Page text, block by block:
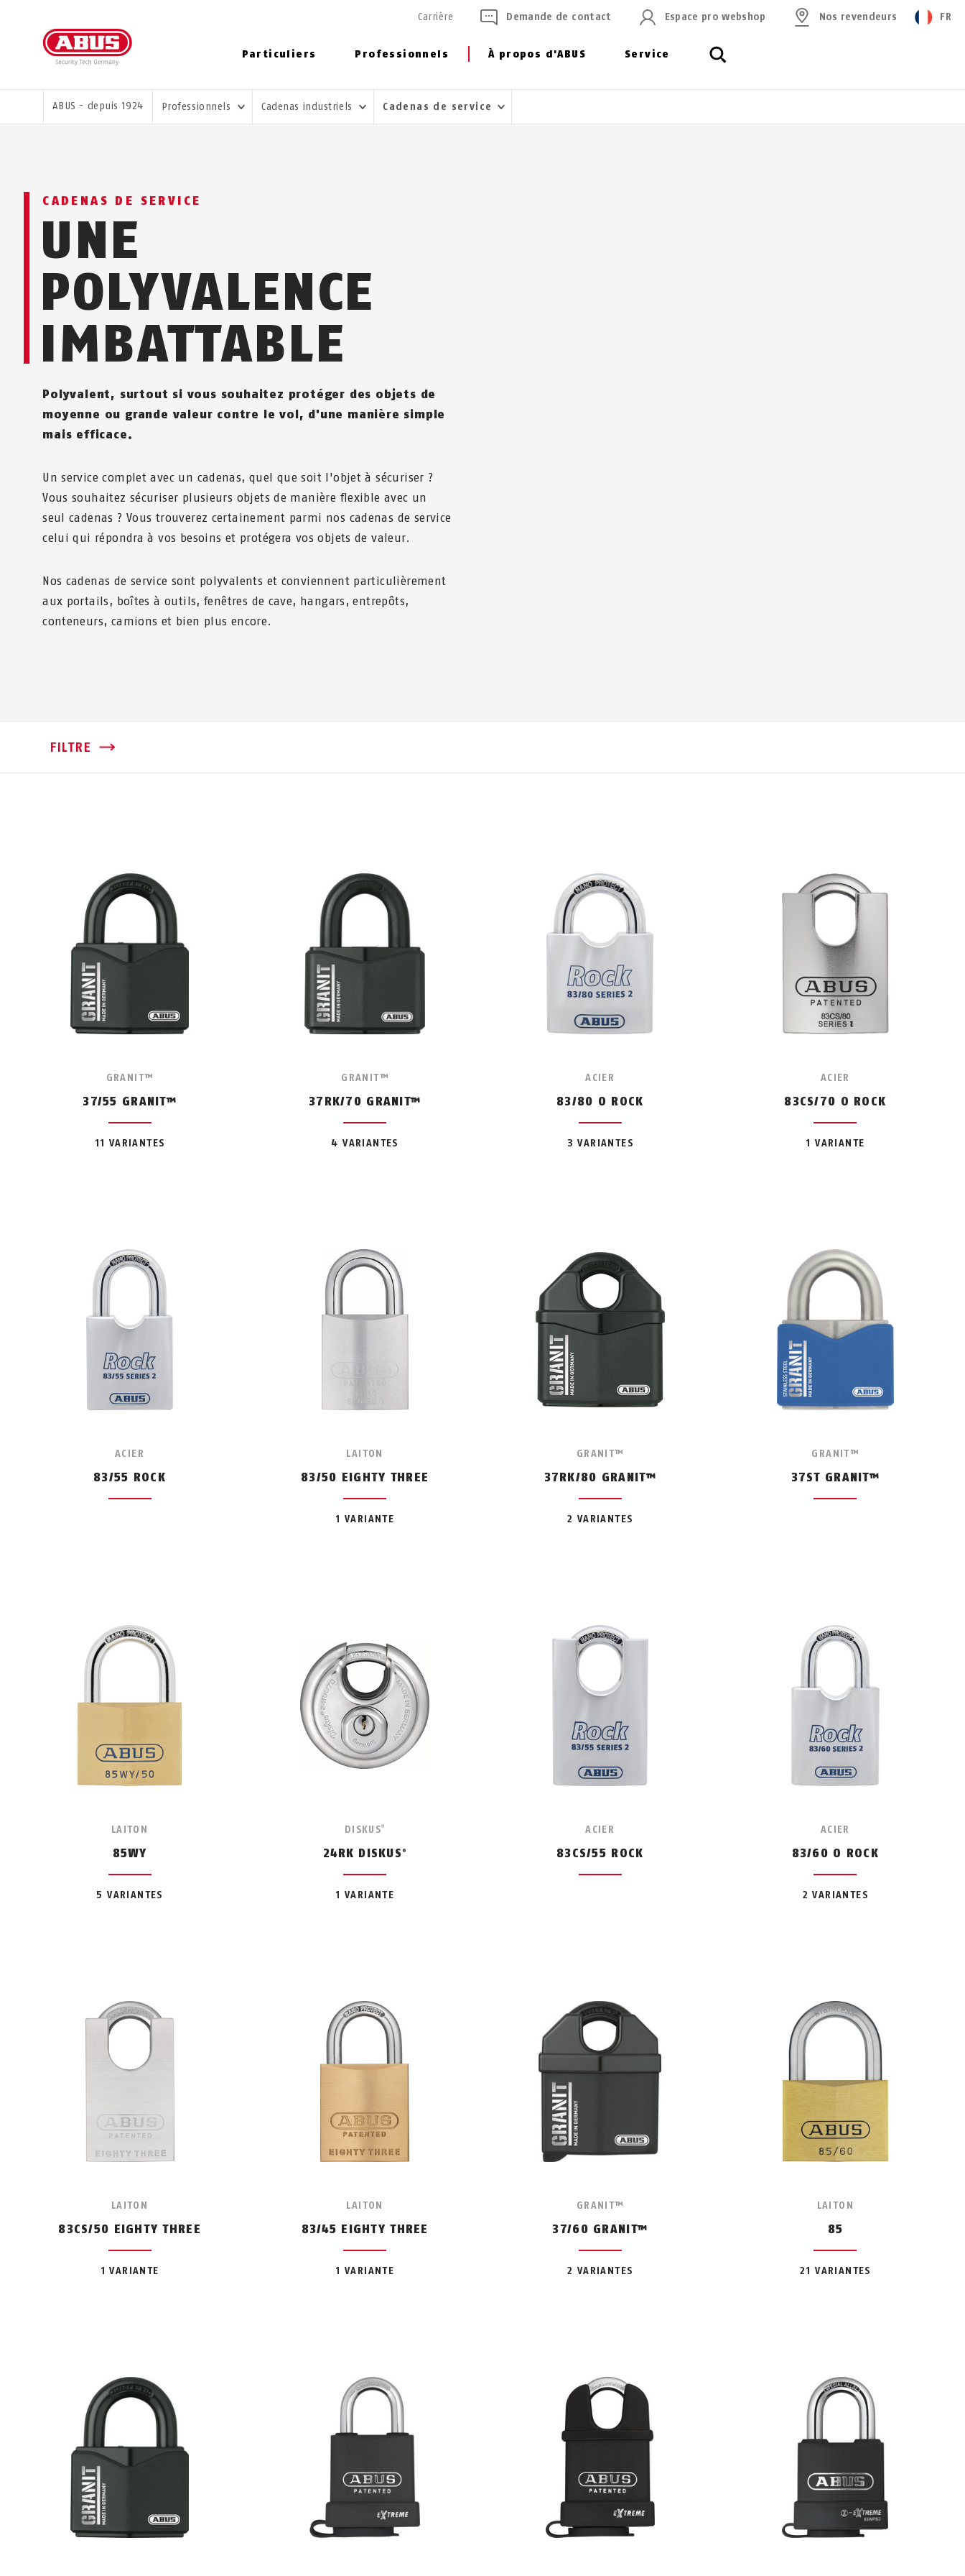
Particuliers Professionnels À propos d'ABUS Service
Carrière Demande de contact Espace pro webshop Nos revendeurs FR
VOUS ÊTES ICI:
ABUS - depuis 1924 Professionnels Cadenas industriels Cadenas de service
CADENAS DE SERVICE
UNE
POLYVALENCE
IMBATTABLE
Polyvalent, surtout si vous souhaitez protéger des objets de
moyenne ou grande valeur contre le vol, d'une manière simple
mais efficace.
Un service complet avec un cadenas, quel que soit l'objet à sécuriser ?
Vous souhaitez sécuriser plusieurs objets de manière flexible avec un
seul cadenas ? Vous trouverez certainement parmi nos cadenas de service
celui qui répondra à vos besoins et protégera vos objets de valeur.
Nos cadenas de service sont polyvalents et conviennent particulièrement
aux portails, boîtes à outils, fenêtres de cave, hangars, entrepôts,
conteneurs, camions et bien plus encore.
FILTRE
GRANIT™
37/55 GRANIT™
11 VARIANTES
GRANIT™
37RK/70 GRANIT™
4 VARIANTES
ACIER
83/80 O ROCK
3 VARIANTES
ACIER
83CS/70 O ROCK
1 VARIANTE
ACIER
83/55 ROCK
LAITON
83/50 EIGHTY THREE
1 VARIANTE
GRANIT™
37RK/80 GRANIT™
2 VARIANTES
GRANIT™
37ST GRANIT™
LAITON
85WY
5 VARIANTES
DISKUS®
24RK DISKUS ®
1 VARIANTE
ACIER
83CS/55 ROCK
ACIER
83/60 O ROCK
2 VARIANTES
LAITON
83CS/50 EIGHTY THREE
1 VARIANTE
LAITON
83/45 EIGHTY THREE
1 VARIANTE
GRANIT™
37/60 GRANIT™
2 VARIANTES
LAITON
85
21 VARIANTES